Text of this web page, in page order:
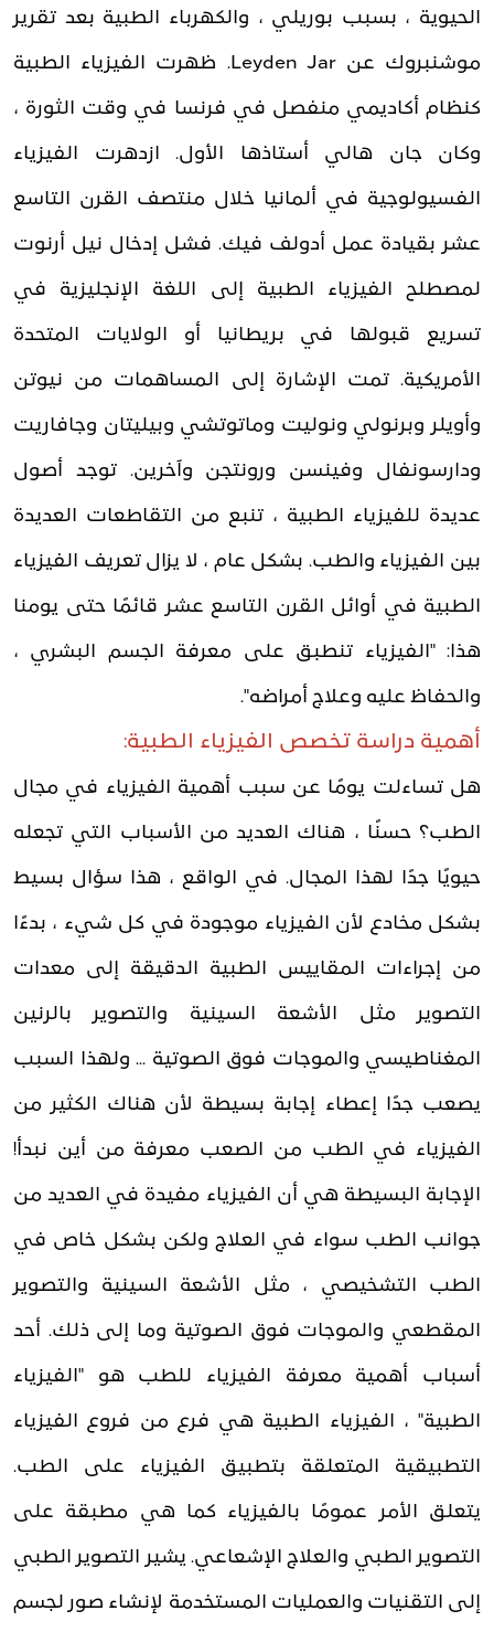
الحيوية ، بسبب بوريلي ، والكهرباء الطبية بعد تقرير
موشنبروك عن Leyden Jar. ظهرت الفيزياء الطبية
كنظام أكاديمي منفصل في فرنسا في وقت الثورة ،
وكان جان هالي أستاذها الأول. ازدهرت الفيزياء
الفسيولوجية في ألمانيا خلال منتصف القرن التاسع
عشر بقيادة عمل أدولف فيك. فشل إدخال نيل أرنوت
لمصطلح الفيزياء الطبية إلى اللغة الإنجليزية في
تسريع قبولها في بريطانيا أو الولايات المتحدة
الأمريكية. تمت الإشارة إلى المساهمات من نيوتن
وأويلر وبرنولي ونوليت وماتوتشي وبيليتان وجافاريت
ودارسونفال وفينسن ورونتجن وآخرين. توجد أصول
عديدة للفيزياء الطبية ، تنبع من التقاطعات العديدة
بين الفيزياء والطب. بشكل عام ، لا يزال تعريف الفيزياء
الطبية في أوائل القرن التاسع عشر قائمًا حتى يومنا
هذا: "الفيزياء تنطبق على معرفة الجسم البشري ،
والحفاظ عليه وعلاج أمراضه".
أهمية دراسة تخصص الفيزياء الطبية:
هل تساءلت يومًا عن سبب أهمية الفيزياء في مجال
الطب؟ حسنًا ، هناك العديد من الأسباب التي تجعله
حيويًا جدًا لهذا المجال. في الواقع ، هذا سؤال بسيط
بشكل مخادع لأن الفيزياء موجودة في كل شيء ، بدءًا
من إجراءات المقاييس الطبية الدقيقة إلى معدات
التصوير مثل الأشعة السينية والتصوير بالرنين
المغناطيسي والموجات فوق الصوتية ... ولهذا السبب
يصعب جدًا إعطاء إجابة بسيطة لأن هناك الكثير من
الفيزياء في الطب من الصعب معرفة من أين نبدأ!
الإجابة البسيطة هي أن الفيزياء مفيدة في العديد من
جوانب الطب سواء في العلاج ولكن بشكل خاص في
الطب التشخيصي ، مثل الأشعة السينية والتصوير
المقطعي والموجات فوق الصوتية وما إلى ذلك. أحد
أسباب أهمية معرفة الفيزياء للطب هو "الفيزياء
الطبية" ، الفيزياء الطبية هي فرع من فروع الفيزياء
التطبيقية المتعلقة بتطبيق الفيزياء على الطب.
يتعلق الأمر عمومًا بالفيزياء كما هي مطبقة على
التصوير الطبي والعلاج الإشعاعي. يشير التصوير الطبي
إلى التقنيات والعمليات المستخدمة لإنشاء صور لجسم